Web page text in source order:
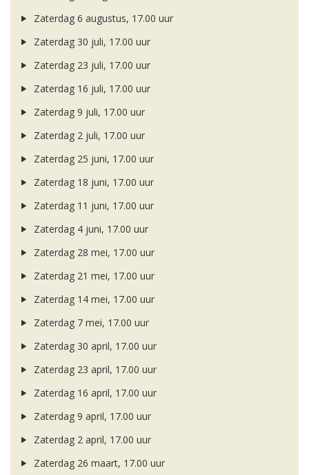
Zaterdag 6 augustus, 17.00 uur
Zaterdag 30 juli, 17.00 uur
Zaterdag 23 juli, 17.00 uur
Zaterdag 16 juli, 17.00 uur
Zaterdag 9 juli, 17.00 uur
Zaterdag 2 juli, 17.00 uur
Zaterdag 25 juni, 17.00 uur
Zaterdag 18 juni, 17.00 uur
Zaterdag 11 juni, 17.00 uur
Zaterdag 4 juni, 17.00 uur
Zaterdag 28 mei, 17.00 uur
Zaterdag 21 mei, 17.00 uur
Zaterdag 14 mei, 17.00 uur
Zaterdag 7 mei, 17.00 uur
Zaterdag 30 april, 17.00 uur
Zaterdag 23 april, 17.00 uur
Zaterdag 16 april, 17.00 uur
Zaterdag 9 april, 17.00 uur
Zaterdag 2 april, 17.00 uur
Zaterdag 26 maart, 17.00 uur